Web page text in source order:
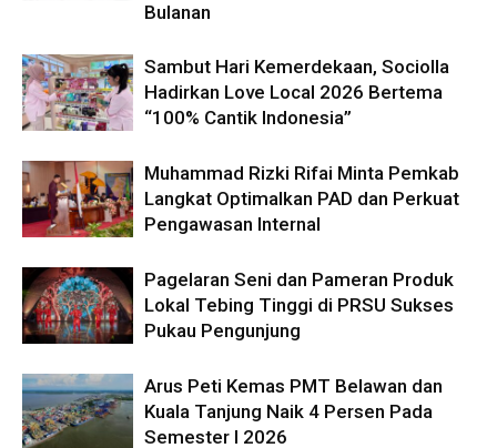
Bulanan
Sambut Hari Kemerdekaan, Sociolla
Hadirkan Love Local 2026 Bertema
“100% Cantik Indonesia”
Muhammad Rizki Rifai Minta Pemkab
Langkat Optimalkan PAD dan Perkuat
Pengawasan Internal
Pagelaran Seni dan Pameran Produk
Lokal Tebing Tinggi di PRSU Sukses
Pukau Pengunjung
Arus Peti Kemas PMT Belawan dan
Kuala Tanjung Naik 4 Persen Pada
Semester I 2026